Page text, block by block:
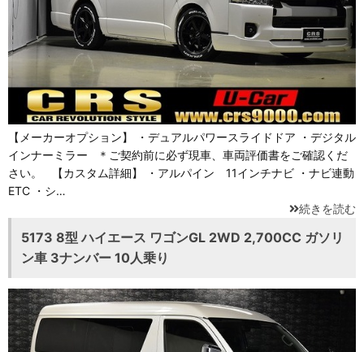
【メーカーオプション】 ・デュアルパワースライドドア ・デジタル
インナーミラー ＊ご契約前に必ず現車、車両評価書をご確認くだ
さい。 【カスタム詳細】 ・アルパイン 11インチナビ ・ナビ連動
ETC ・シ…
続きを読む
5173 8型 ハイエース ワゴンGL 2WD 2,700CC ガソリ
ン車 3ナンバー 10人乗り